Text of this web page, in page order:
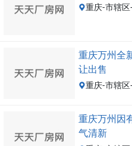
重庆-市辖
重庆万州全
让出售
重庆-市辖
重庆万州因
气清新